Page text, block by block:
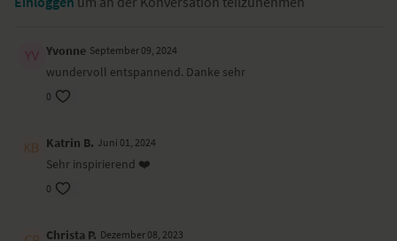
YogaEasy-Qualität entspricht.
Yvonne September 09, 2024
wundervoll entspannend. Danke sehr
0
Katrin B. Juni 01, 2024
Sehr inspirierend ❤️
0
Christa P. Dezember 08, 2023